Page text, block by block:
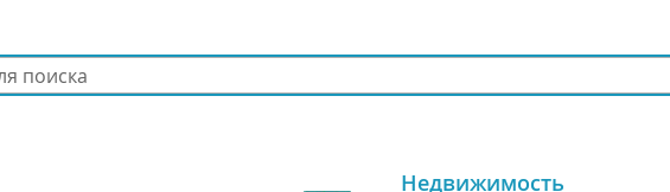
Недвижимость